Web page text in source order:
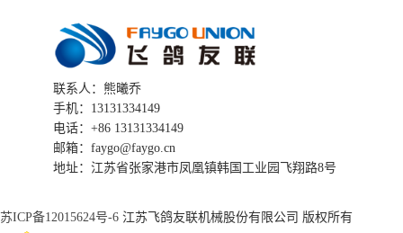
联系人：熊曦乔
手机：13131334149
电话：+86 13131334149
邮箱：faygo@faygo.cn
地址：江苏省张家港市凤凰镇韩国工业园飞翔路8号
苏ICP备12015624号-6 江苏飞鸽友联机械股份有限公司 版权所有